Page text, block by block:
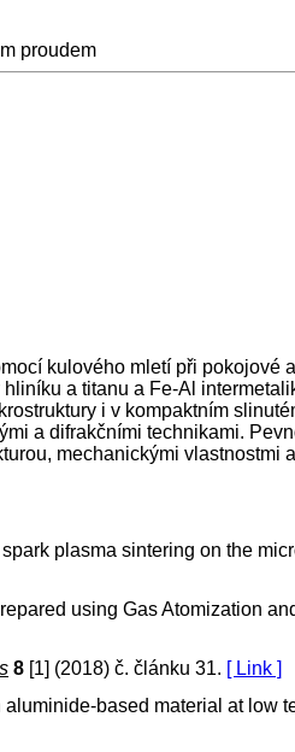
proudem
kulového mletí při pokojové
a titanu a Fe-Al
i v kompaktním
a difrakčními technikami.
mechanickými vlastnostmi
plasma sintering on the
using Gas Atomization
8 [1] (2018) č. článku 31. [ Link ]
based material at low